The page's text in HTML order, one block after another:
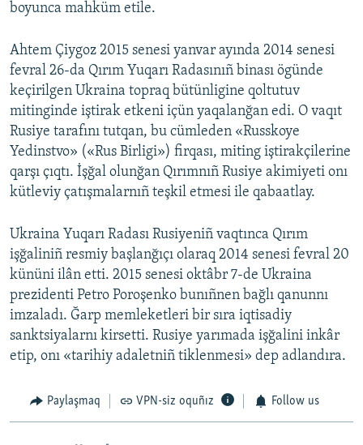
boyunca mahküm etile.
Ahtem Çiygoz 2015 senesi yanvar ayında 2014 senesi
fevral 26-da Qırım Yuqarı Radasınıñ binası ögünde
keçirilgen Ukraina topraq bütünligine qoltutuv
mitinginde iştirak etkeni içün yaqalanğan edi. O vaqıt
Rusiye tarafını tutqan, bu cümleden «Russkoye
Yedinstvo» («Rus Birligi») firqası, miting iştirakçilerine
qarşı çıqtı. İşğal olunğan Qırımnıñ Rusiye akimiyeti onı
kütleviy çatışmalarnıñ teşkil etmesi ile qabaatlay.
Ukraina Yuqarı Radası Rusiyeniñ vaqtınca Qırım
işğaliniñ resmiy başlanğıçı olaraq 2014 senesi fevral 20
kününi ilân etti. 2015 senesi oktâbr 7-de Ukraina
prezidenti Petro Poroşenko bunıñnen bağlı qanunnı
imzaladı. Ğarp memleketleri bir sıra iqtisadiy
sanktsiyalarnı kirsetti. Rusiye yarımada işğalini inkâr
etip, onı «tarihiy adaletniñ tiklenmesi» dep adlandıra.
Paylaşmaq VPN-siz oquñız Follow us